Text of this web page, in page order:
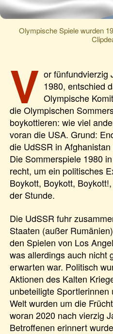
Olympische Spiele wurden
V or fünfundvierzig
1980, entschied
Olympische
die Olympischen
boykottieren: wie viel
voran die USA. Grund:
die UdSSR in
Die Sommerspiele 1980
recht, um ein politisches
Boykott, Boykott,
der Stunde.
Die UdSSR fuhr
Staaten (außer
den Spielen von Los
was allerdings auch nicht
erwarten war. Politisch
Aktionen des Kalten
unbeteiligte
Welt wurden um die
woran 2020 nach vierzig
Betroffenen erinnert